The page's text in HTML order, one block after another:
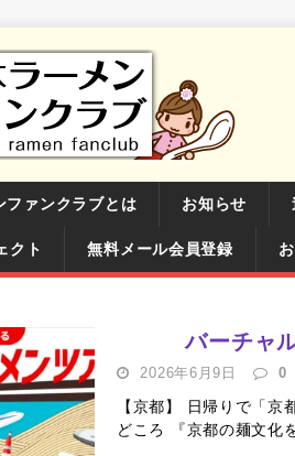
ファンクラブとは お知らせ
クト 無料メール会員登録
バーチャ
2026年6月9日 0
【京都】 日帰りで「
どころ 『京都の麺文化